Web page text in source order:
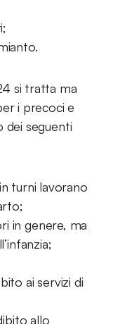
si tratta ma
i precoci e
dei seguenti
turni lavorano
in genere, ma
ai servizi di
allo